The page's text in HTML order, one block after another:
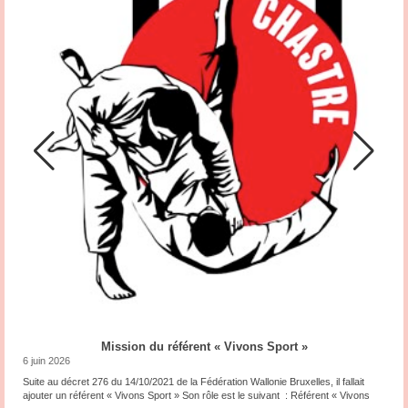
Mission du référent « Vivons Sport »
6 juin 2026
Suite au décret 276 du 14/10/2021 de la Fédération Wallonie Bruxelles, il fallait
ajouter un référent « Vivons Sport » Son rôle est le suivant : Référent « Vivons